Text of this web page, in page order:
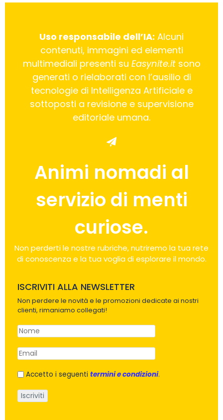
Uso responsabile dell’IA: Alcuni
contenuti, immagini ed elementi
multimediali presenti su Easynite.itsono
generati o rielaborati con l’ausilio di
tecnologie di Intelligenza Artificiale e
sottoposti a revisione e supervisione
editoriale umana.
Animi nomadi al
servizio di menti
curiose.
Non perderti le nostre rubriche, nutriremo la tua rete
di conoscenza e la tua voglia di esplorare il mondo.
ISCRIVITI ALLA NEWSLETTER
Non perdere le novità e le promozioni dedicate ai nostri
clienti, rimaniamo collegati!
Accetto i seguenti termini e condizioni.